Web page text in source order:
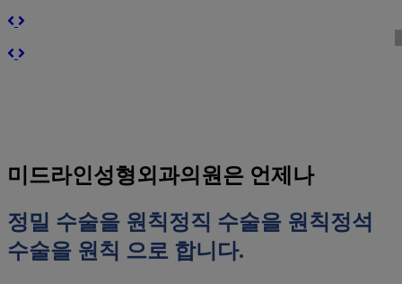
미드라인성형외과의원은 언제나
정밀 수술을 원칙 정직 수술을 원칙 정석
수술을 원칙 으로 합니다.